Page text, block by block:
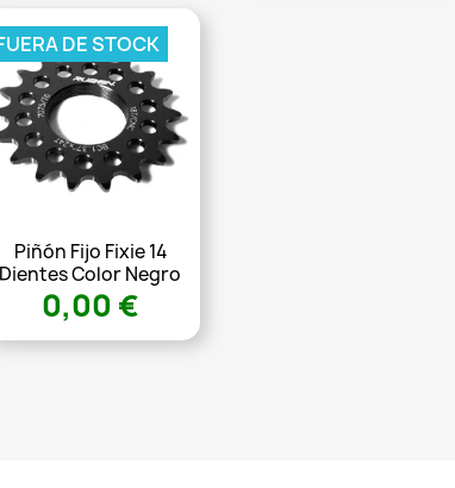
Piñón Fijo Fixie 14
Dientes Color Negro
0,00 €
DE STOCK